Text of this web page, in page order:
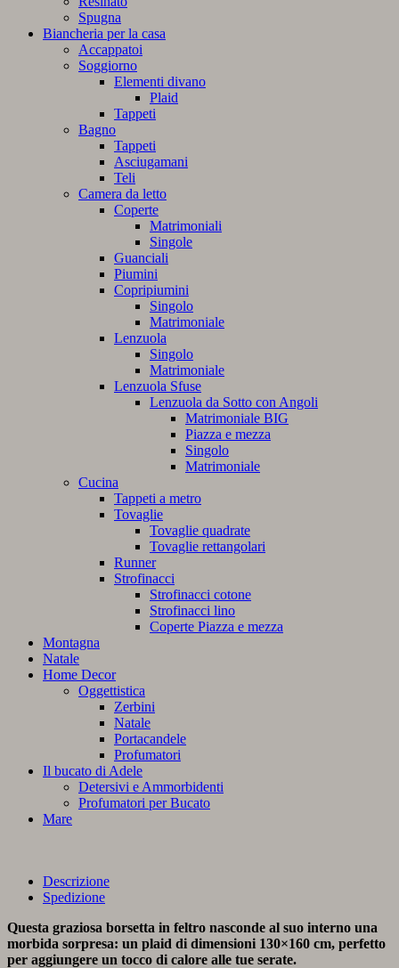
Spugna
Biancheria per la casa
Accappatoi
Soggiorno
Elementi divano
Plaid
Tappeti
Bagno
Tappeti
Asciugamani
Teli
Camera da letto
Coperte
Matrimoniali
Singole
Guanciali
Piumini
Copripiumini
Singolo
Matrimoniale
Lenzuola
Singolo
Matrimoniale
Lenzuola Sfuse
Lenzuola da Sotto con Angoli
Matrimoniale BIG
Piazza e mezza
Singolo
Matrimoniale
Cucina
Tappeti a metro
Tovaglie
Tovaglie quadrate
Tovaglie rettangolari
Runner
Strofinacci
Strofinacci cotone
Strofinacci lino
Coperte Piazza e mezza
Montagna
Natale
Home Decor
Oggettistica
Zerbini
Natale
Portacandele
Profumatori
Il bucato di Adele
Detersivi e Ammorbidenti
Profumatori per Bucato
Mare
Descrizione
Spedizione
Questa graziosa borsetta in feltro nasconde al suo interno una
morbida sorpresa: un plaid di dimensioni 130×160 cm, perfetto
per aggiungere un tocco di calore alle tue serate.